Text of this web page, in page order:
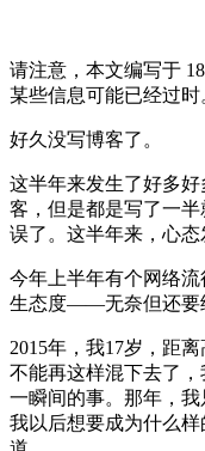
请注意，本文编写于
某些信息可能已经过时
好久没写博客了。
这半年来发生了好多
客，但是都是写了一
误了。这半年来，心态
今年上半年有个网络流
生态度——无奈但还要
2015年，我17岁，距
不能再这样混下去了
一瞬间的事。那年，
我以后想要成为什么